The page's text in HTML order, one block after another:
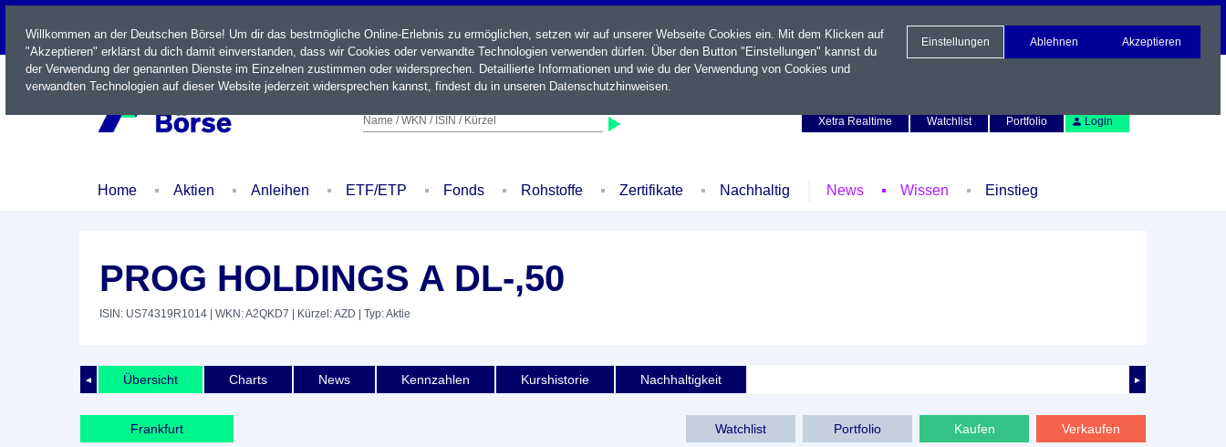
LIVE
Name / WKN / ISIN / Kürzel
Xetra Realtime
Watchlist Portfolio Login
Home Aktien Anleihen ETF/ETP Fonds Rohstoffe Zertifikate Nachhaltig News Wissen Einstieg
PROG HOLDINGS A DL-,50
ISIN: US74319R1014 | WKN: A2QKD7 | Kürzel: AZD | Typ: Aktie
◄ ►
Übersicht Charts News Kennzahlen Kurshistorie Nachhaltigkeit
Frankfurt Watchlist Portfolio Kaufen Verkaufen
Willkommen an der Deutschen Börse! Um dir das bestmögliche Online-Erlebnis zu ermöglichen, setzen wir auf unserer Webseite Cookies ein. Mit dem Klicken auf
"Akzeptieren" erklärst du dich damit einverstanden, dass wir Cookies oder verwandte Technologien verwenden dürfen. Über den Button "Einstellungen" kannst du
der Verwendung der genannten Dienste im Einzelnen zustimmen oder widersprechen. Detaillierte Informationen und wie du der Verwendung von Cookies und
verwandten Technologien auf dieser Website jederzeit widersprechen kannst, findest du in unseren Datenschutzhinweisen.
Einstellungen Ablehnen Akzeptieren